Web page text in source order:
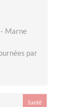
Marne
par
Santé